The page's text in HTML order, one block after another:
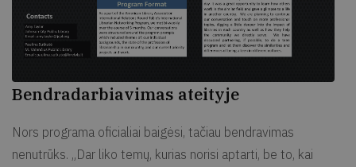
Bendradarbiavimas ateityje
Nors programa oficialiai baigėsi, tačiau bendravimas
nenutrūks. „Dar liko temų, kurias norisi aptarti, be to, kai